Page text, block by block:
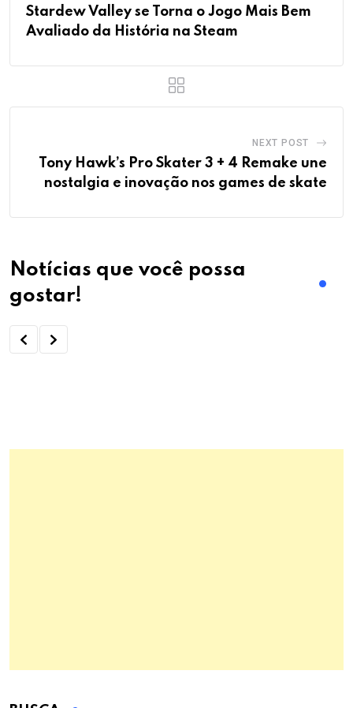
Stardew Valley se Torna o Jogo Mais Bem
Avaliado da História na Steam
NEXT POST
Tony Hawk’s Pro Skater 3 + 4 Remake une
nostalgia e inovação nos games de skate
Notícias que você possa
gostar!